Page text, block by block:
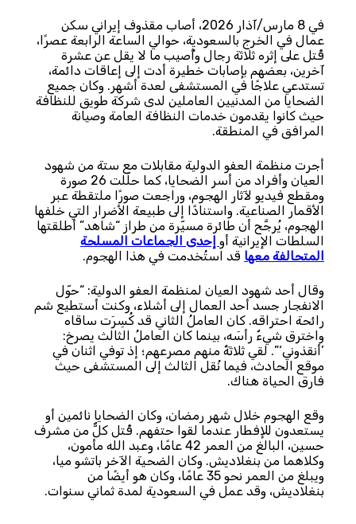
في 8 مارس/آذار 2026، أصاب مقذوف إيراني سكن
عمال في الخرج بالسعودية، حوالي الساعة الرابعة عصرًا،
قُتل على إثره ثلاثة رجال وأُصيب ما لا يقل عن عشرة
آخرين، بعضهم بإصابات خطيرة أدت إلى إعاقات دائمة،
تستدعي علاجًا في المستشفى لعدة أشهر. وكان جميع
الضحايا من المدنيين العاملين لدى شركة طويق للنظافة
حيث كانوا يقدمون خدمات النظافة العامة وصيانة
المرافق في المنطقة.
أجرت منظمة العفو الدولية مقابلات مع ستة من شهود
العيان وأفراد من أسر الضحايا، كما حلّلت 26 صورة
ومقطع فيديو لآثار الهجوم، وراجعت صورًا ملتقطة عبر
الأقمار الصناعية. واستنادًا إلى طبيعة الأضرار التي خلفها
الهجوم، يُرجَّح أن طائرة مسيّرة من طراز “شاهد” أطلقتها
السلطات الإيرانية أو إحدى الجماعات المسلحة
المتحالفة معها قد استُخدمت في هذا الهجوم.
وقال أحد شهود العيان لمنظمة العفو الدولية: “حوّل
الانفجار جسد أحد العمال إلى أشلاء، وكنت أستطيع شم
رائحة احتراقه. كان العاملُ الثاني قد كُسِرَت ساقاه
واخترق شيءٌ رأسَه، بينما كان العاملُ الثالث يصرخ:
’أنقذوني‘”. لقي ثلاثةٌ منهم مصرعهم؛ إذ توفي اثنان في
موقع الحادث، فيما نُقل الثالث إلى المستشفى حيث
فارق الحياة هناك.
وقع الهجوم خلال شهر رمضان، وكان الضحايا نائمين أو
يستعدون للإفطار عندما لقوا حتفهم. قُتل كلٌّ من مشرف
حسين، البالغ من العمر 42 عامًا، وعبد الله مأمون،
وكلاهما من بنغلاديش. وكان الضحية الآخر باتشو ميا،
ويبلغ من العمر نحو 35 عامًا، وكان هو أيضًا من
بنغلاديش، وقد عمل في السعودية لمدة ثماني سنوات.